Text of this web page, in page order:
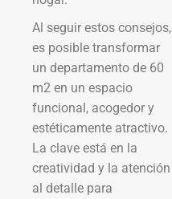
Al seguir estos consejos,
es posible transformar
un departamento de 60
m2 en un espacio
funcional, acogedor y
estéticamente atractivo.
La clave está en la
creatividad y la atención
al detalle para